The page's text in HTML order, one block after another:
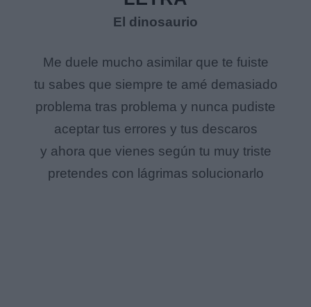
El dinosaurio
Me duele mucho asimilar que te fuiste
tu sabes que siempre te amé demasiado
problema tras problema y nunca pudiste
aceptar tus errores y tus descaros
y ahora que vienes según tu muy triste
pretendes con lágrimas solucionarlo